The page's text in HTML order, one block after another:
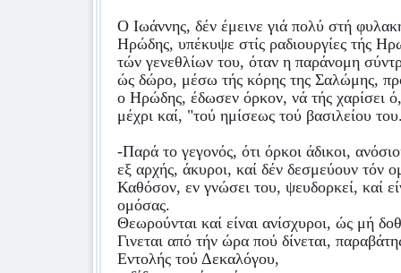
Ο Ιωάννης, δέν έμεινε γιά πολύ στή
Ηρώδης, υπέκυψε στίς ραδιουργίες τής
τών γενεθλίων του, όταν η παράνομη
ώς δώρο, μέσω τής κόρης της Σαλώμης,
ο Ηρώδης, έδωσεν όρκον, νά τής χαρίσει
μέχρι καί, "τού ημίσεως τού βασιλείου
-Παρά το γεγονός, ότι όρκοι άδικοι,
εξ αρχής, άκυροι, καί δέν δεσμεύουν τόν
Καθόσον, εν γνώσει του, ψευδορκεί, καί
ομόσας.
Θεωρούνται καί είναι ανίσχυροι, ώς μή
Γινεται από τήν ώρα πού δίνεται,
Εντολής τού Δεκαλόγου,